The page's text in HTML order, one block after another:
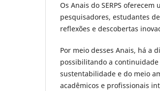
Os Anais do SERPS
pesquisadores, estudantes
reflexões e descobertas
Por meio desses Anais, há a
possibilitando a continuidade
sustentabilidade e do meio
acadêmicos e profissionais